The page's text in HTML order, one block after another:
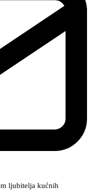
ljubitelja kućnih